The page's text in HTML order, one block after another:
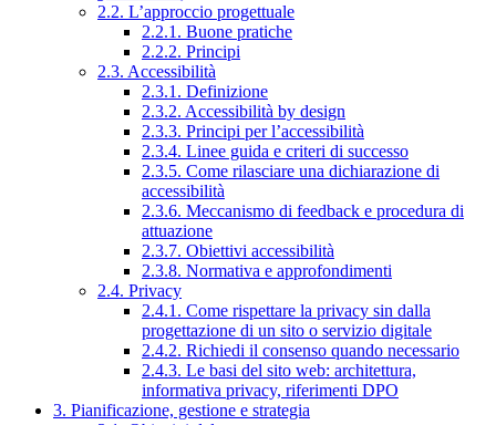
2.2. L’approccio progettuale
2.2.1. Buone pratiche
2.2.2. Principi
2.3. Accessibilità
2.3.1. Definizione
2.3.2. Accessibilità by design
2.3.3. Principi per l’accessibilità
2.3.4. Linee guida e criteri di successo
2.3.5. Come rilasciare una dichiarazione di
accessibilità
2.3.6. Meccanismo di feedback e procedura di
attuazione
2.3.7. Obiettivi accessibilità
2.3.8. Normativa e approfondimenti
2.4. Privacy
2.4.1. Come rispettare la privacy sin dalla
progettazione di un sito o servizio digitale
2.4.2. Richiedi il consenso quando necessario
2.4.3. Le basi del sito web: architettura,
informativa privacy, riferimenti DPO
3. Pianificazione, gestione e strategia